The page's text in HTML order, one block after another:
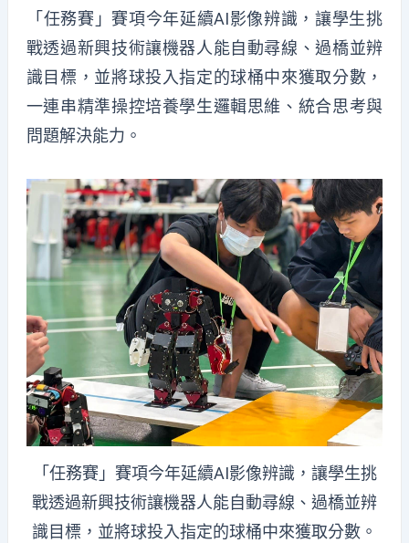
「任務賽」賽項今年延續AI影像辨識，讓學生挑
戰透過新興技術讓機器人能自動尋線、過橋並辨
識目標，並將球投入指定的球桶中來獲取分數，
一連串精準操控培養學生邏輯思維、統合思考與
問題解決能力。
「任務賽」賽項今年延續AI影像辨識，讓學生挑
戰透過新興技術讓機器人能自動尋線、過橋並辨
識目標，並將球投入指定的球桶中來獲取分數。